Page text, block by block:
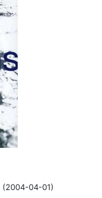
(2004-04-01)